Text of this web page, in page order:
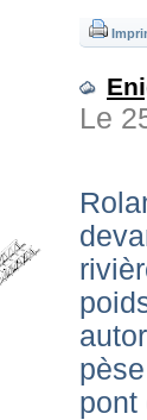
Le
pont